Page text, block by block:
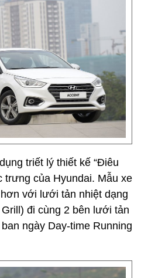
triết lý thiết kế “Điêu
trưng của Hyundai. Mẫu xe
với lưới tản nhiệt dạng
đi cùng 2 bên lưới tản
ngày Day-time Running